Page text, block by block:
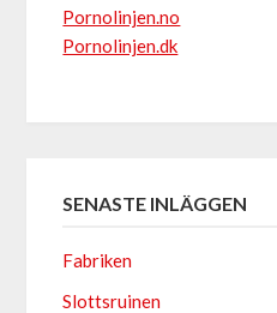
Pornolinjen.no
Pornolinjen.dk
SENASTE INLÄGGEN
Fabriken
Slottsruinen